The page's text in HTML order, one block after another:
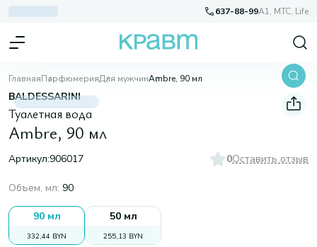
637-88-99A1, МТС, Life
ГлавнаяПарфюмерияДля мужчинAmbre, 90 мл
BALDESSARINI
Туалетная вода
Ambre, 90 мл
Артикул:906017 0Оставить отзыв
Объем, мл: 90
90 мл
332,44 BYN
50 мл
255,13 BYN